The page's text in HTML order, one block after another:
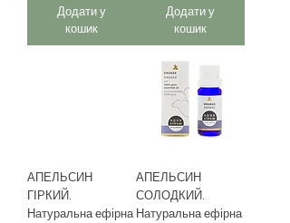
Додати у
кошик
Додати у
кошик
АПЕЛЬСИН
ГІРКИЙ.
Натуральна ефірна
АПЕЛЬСИН
СОЛОДКИЙ.
Натуральна ефірна